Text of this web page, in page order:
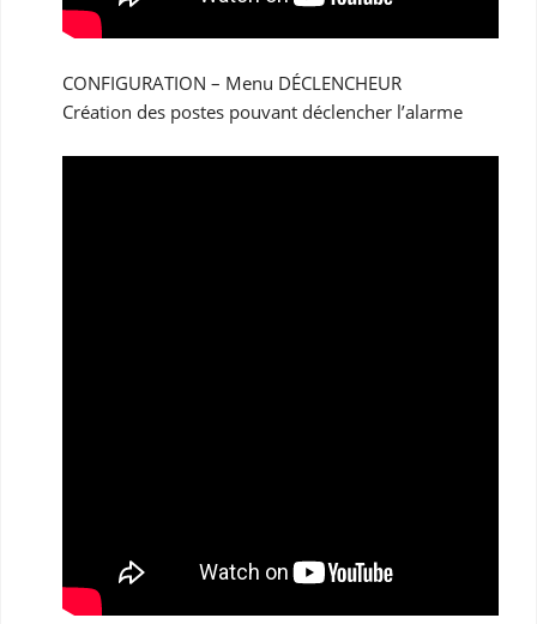
CONFIGURATION – Menu DÉCLENCHEUR
Création des postes pouvant déclencher l’alarme